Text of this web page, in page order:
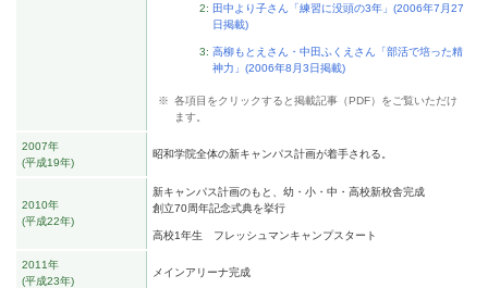
田中より子さん「練習に没頭の3年」(2006年7月27
日掲載)
高柳もとえさん・中田ふくえさん「部活で培った精
神力」(2006年8月3日掲載)
各項目をクリックすると掲載記事（PDF）をご覧いただけ
ます。
2007年
平成19年
昭和学院全体の新キャンパス計画が着手される。
2010年
平成22年
新キャンパス計画のもと、幼・小・中・高校新校舎完成
創立70周年記念式典を挙行
高校1年生 フレッシュマンキャンプスタート
2011年
平成23年
メインアリーナ完成